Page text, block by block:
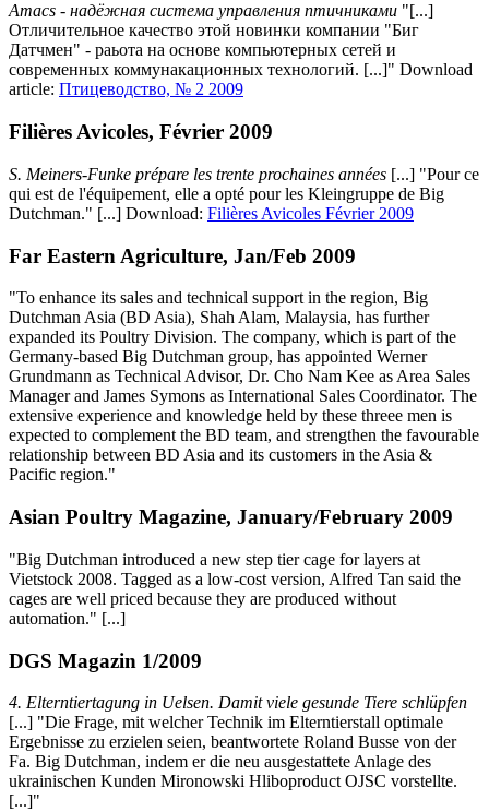
Amacs - надёжная система управления птичниками "[...]
Отличительное качество этой новинки компании "Биг
Датчмен" - раьота на основе компьютерных сетей и
современных коммунакационных технологий. [...]" Download
article: Птицеводство, № 2 2009
Filières Avicoles, Février 2009
S. Meiners-Funke prépare les trente prochaines années [...] "Pour ce
qui est de l'équipement, elle a opté pour les Kleingruppe de Big
Dutchman." [...] Download: Filières Avicoles Février 2009
Far Eastern Agriculture, Jan/Feb 2009
"To enhance its sales and technical support in the region, Big
Dutchman Asia (BD Asia), Shah Alam, Malaysia, has further
expanded its Poultry Division. The company, which is part of the
Germany-based Big Dutchman group, has appointed Werner
Grundmann as Technical Advisor, Dr. Cho Nam Kee as Area Sales
Manager and James Symons as International Sales Coordinator. The
extensive experience and knowledge held by these threee men is
expected to complement the BD team, and strengthen the favourable
relationship between BD Asia and its customers in the Asia &
Pacific region."
Asian Poultry Magazine, January/February 2009
"Big Dutchman introduced a new step tier cage for layers at
Vietstock 2008. Tagged as a low-cost version, Alfred Tan said the
cages are well priced because they are produced without
automation." [...]
DGS Magazin 1/2009
4. Elterntiertagung in Uelsen. Damit viele gesunde Tiere schlüpfen
[...] "Die Frage, mit welcher Technik im Elterntierstall optimale
Ergebnisse zu erzielen seien, beantwortete Roland Busse von der
Fa. Big Dutchman, indem er die neu ausgestattete Anlage des
ukrainischen Kunden Mironowski Hliboproduct OJSC vorstellte.
[...]"